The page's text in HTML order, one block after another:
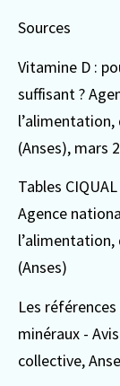
Sources
Vitamine D :
suffisant ?
(Anses), mars
Tables
Agence
(Anses)
Les
minéraux -
collective,